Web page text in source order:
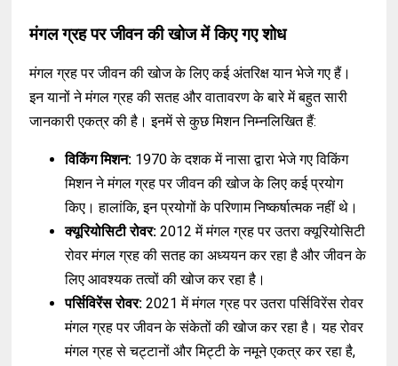
मंगल ग्रह पर जीवन की खोज में किए गए शोध
मंगल ग्रह पर जीवन की खोज के लिए कई अंतरिक्ष यान भेजे गए हैं।
इन यानों ने मंगल ग्रह की सतह और वातावरण के बारे में बहुत सारी
जानकारी एकत्र की है। इनमें से कुछ मिशन निम्नलिखित हैं:
विकिंग मिशन: 1970 के दशक में नासा द्वारा भेजे गए विकिंग
मिशन ने मंगल ग्रह पर जीवन की खोज के लिए कई प्रयोग
किए। हालांकि, इन प्रयोगों के परिणाम निष्कर्षात्मक नहीं थे।
क्यूरियोसिटी रोवर: 2012 में मंगल ग्रह पर उतरा क्यूरियोसिटी
रोवर मंगल ग्रह की सतह का अध्ययन कर रहा है और जीवन के
लिए आवश्यक तत्वों की खोज कर रहा है।
पर्सिविरेंस रोवर: 2021 में मंगल ग्रह पर उतरा पर्सिविरेंस रोवर
मंगल ग्रह पर जीवन के संकेतों की खोज कर रहा है। यह रोवर
मंगल ग्रह से चट्टानों और मिट्टी के नमूने एकत्र कर रहा है,